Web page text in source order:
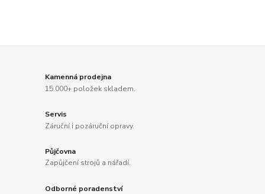
Kamenná prodejna
15.000+ položek skladem.
Servis
Záruční i pozáruční opravy.
Půjčovna
Zapůjčení strojů a nářadí.
Odborné poradenství